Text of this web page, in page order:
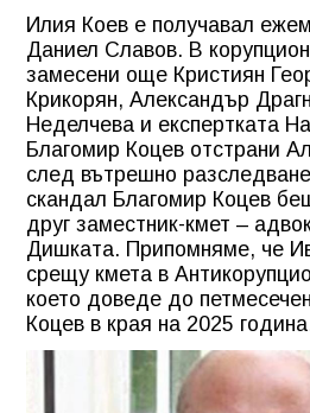
Илия Коев е получавал
Даниел Славов. В
замесени още Кристиян
Крикорян, Александър
Неделчева и експертката
Благомир Коцев отстрани
след вътрешно
скандал Благомир Коцев
друг заместник-кмет –
Дишката. Припомняме, че
срещу кмета в
което доведе до
Коцев в края на 2025